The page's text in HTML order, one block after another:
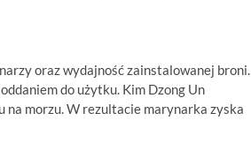
oraz wydajność zainstalowanej broni.
do użytku. Kim Dzong Un
na morzu. W rezultacie marynarka zyska